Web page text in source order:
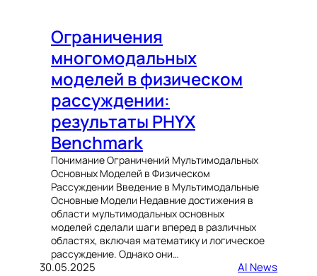
Ограничения
многомодальных
моделей в физическом
рассуждении:
результаты PHYX
Benchmark
Понимание Ограничений Мультимодальных
Основных Моделей в Физическом
Рассуждении Введение в Мультимодальные
Основные Модели Недавние достижения в
области мультимодальных основных
моделей сделали шаги вперед в различных
областях, включая математику и логическое
рассуждение. Однако они…
30.05.2025 AI News